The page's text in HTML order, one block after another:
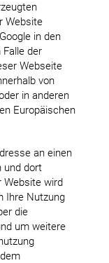
Website
in den
der
Webseite
von
in anderen
Europäischen
an einen
und dort
Website wird
Ihre Nutzung
die
um weitere